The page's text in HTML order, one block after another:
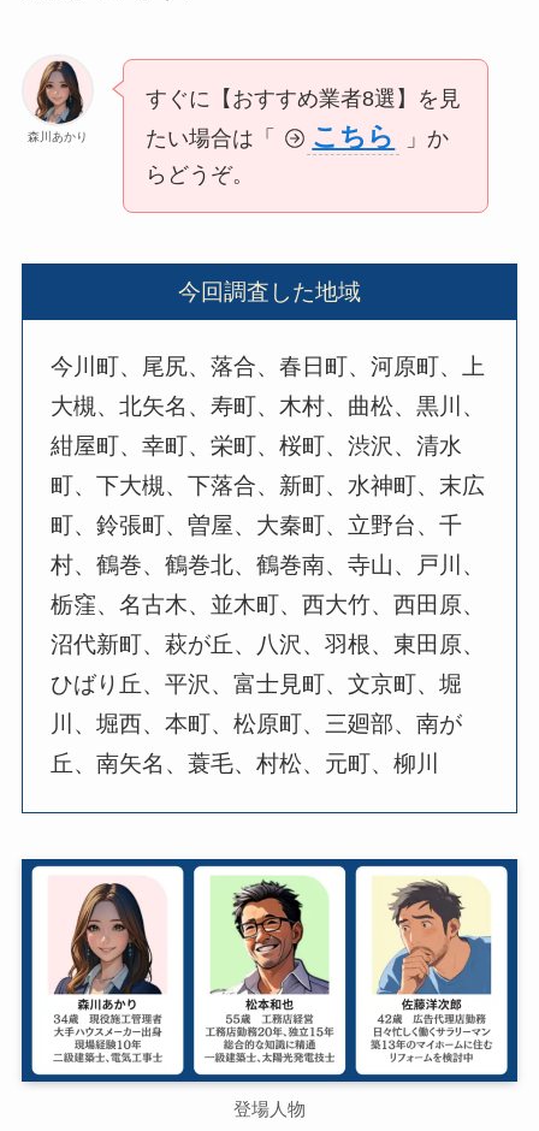
森川あかり
すぐに【おすすめ業者8選】を見
たい場合は「
こちら
」か
らどうぞ。
今回調査した地域
今川町、尾尻、落合、春日町、河原町、上
大槻、北矢名、寿町、木村、曲松、黒川、
紺屋町、幸町、栄町、桜町、渋沢、清水
町、下大槻、下落合、新町、水神町、末広
町、鈴張町、曽屋、大秦町、立野台、千
村、鶴巻、鶴巻北、鶴巻南、寺山、戸川、
栃窪、名古木、並木町、西大竹、西田原、
沼代新町、萩が丘、八沢、羽根、東田原、
ひばり丘、平沢、富士見町、文京町、堀
川、堀西、本町、松原町、三廻部、南が
丘、南矢名、蓑毛、村松、元町、柳川
登場人物